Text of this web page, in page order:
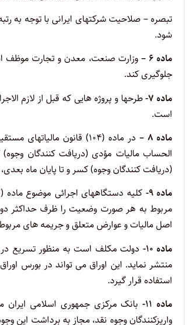
تبصره – صلاحیت شرکتهای ایرانی با توجه به
شود.
ماده ۶ –
وزارت صنعت، معدن و تجارت موظف
جلوگیری کند.
ماده ۷-
طرحها و پروژه هایی که قبل از لازم
است.
ماده ۸ –
(دریافت کنندگان وجوه) کسر و تا پایان ماه
ماده ۹-
مربوط به هر صورت وضعیت را ظرف حداکثر
اصل مالیات و عوارض متعلق و جریمه های
ماده ۱۰-
دولت مکلف است به منظور تسریع در
منتشر نماید. این اوراق می تواند در بورس
استفاده قرار گیرد.
ماده ۱۱-
بانک مرکزی جمهوری اسلامی ایران
واریزکنندگان وجوه نقد، مجاز به برداشت این